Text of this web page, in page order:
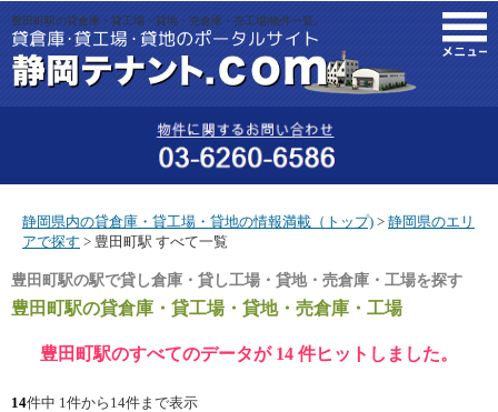
豊田町駅の貸倉庫・貸工場・貸地・売倉庫・売工場|物件一覧。
静岡県内の貸倉庫・貸工場・貸地の情報満載（トップ) > 静岡県のエリ
アで探す > 豊田町駅 すべて一覧
豊田町駅の駅で貸し倉庫・貸し工場・貸地・売倉庫・工場を探す
豊田町駅の貸倉庫・貸工場・貸地・売倉庫・工場
豊田町駅のすべてのデータが 14 件ヒットしました。
14件中 1件から14件まで表示